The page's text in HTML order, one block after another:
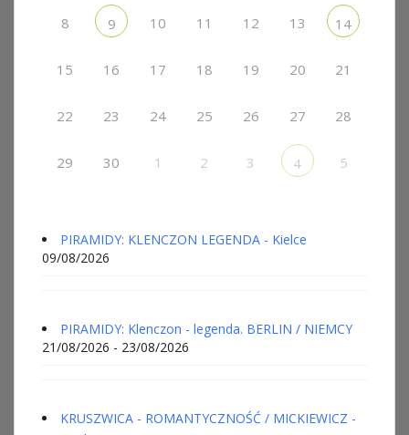
8 9 10 11 12 13 14
15 16 17 18 19 20 21
22 23 24 25 26 27 28
29 30 1 2 3 4 5
PIRAMIDY: KLENCZON LEGENDA - Kielce
09/08/2026
PIRAMIDY: Klenczon - legenda. BERLIN / NIEMCY
21/08/2026 - 23/08/2026
KRUSZWICA - ROMANTYCZNOŚĆ / MICKIEWICZ -